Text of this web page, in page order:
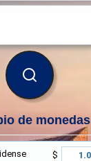
BUSCAR
de monedas
$